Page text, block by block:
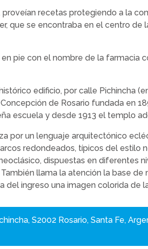
proveían recetas protegiendo a la
que se encontraba en el centro de
pie con el nombre de la farmacia
edificio, por calle Pichincha
de Rosario fundada en
escuela y desde 1913 el templo
por un lenguaje arquitectónico
redondeados, típicos del estilo
dispuestas en diferentes
llama la atención la base
del ingreso una imagen colorida de
S2002 Rosario, Santa Fe,